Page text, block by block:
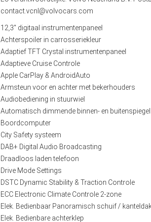
contact.vcnl@volvocars.com
12,3" digitaal instrumentenpaneel
Achterspoiler in carrosseriekleur
Adaptief TFT Crystal instrumentenpaneel
Adaptieve Cruise Controle
Apple CarPlay & AndroidAuto
Armsteun voor en achter met bekerhouders
Audiobediening in stuurwiel
Automatisch dimmende binnen- en
Boordcomputer
City Safety systeem
DAB+ Digital Audio Broadcasting
Draadloos laden telefoon
Drive Mode Settings
DSTC Dynamic Stability & Traction Controle
ECC Electronic Climate Controle 2-zone
Elek. Bedienbaar Panoramisch schuif /
Elek. Bedienbare achterklep